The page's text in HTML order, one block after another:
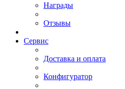
Награды
Отзывы
Сервис
Доставка и оплата
Конфигуратор